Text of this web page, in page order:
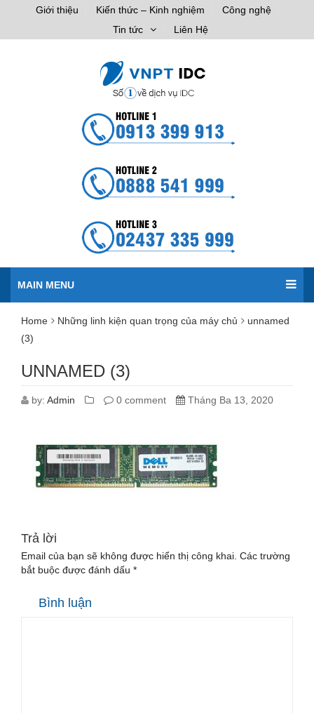
Giới thiệu Kiến thức – Kinh nghiệm
Công nghệ
Tin tức
Liên Hệ
MAIN MENU
Home Những linh kiện quan trọng của máy chủ
unnamed
(3)
UNNAMED (3)
by: Admin 0 comment Tháng Ba 13, 2020
Trả lời
Email của bạn sẽ không được hiển thị công khai. Các trường
bắt buộc được đánh dấu *
Bình luận